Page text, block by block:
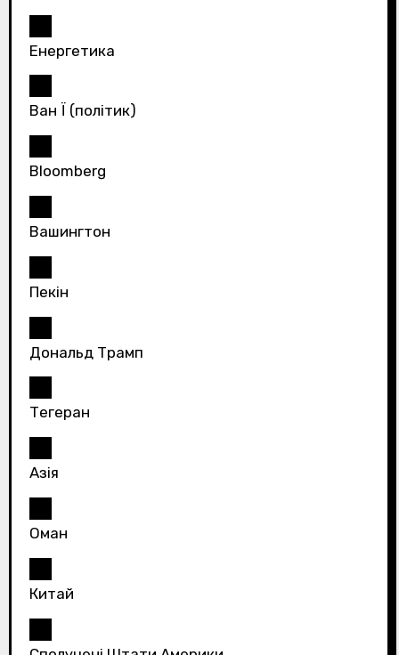
Енергетика
Ван Ї (політик)
Bloomberg
Вашингтон
Пекін
Дональд Трамп
Тегеран
Азія
Оман
Китай